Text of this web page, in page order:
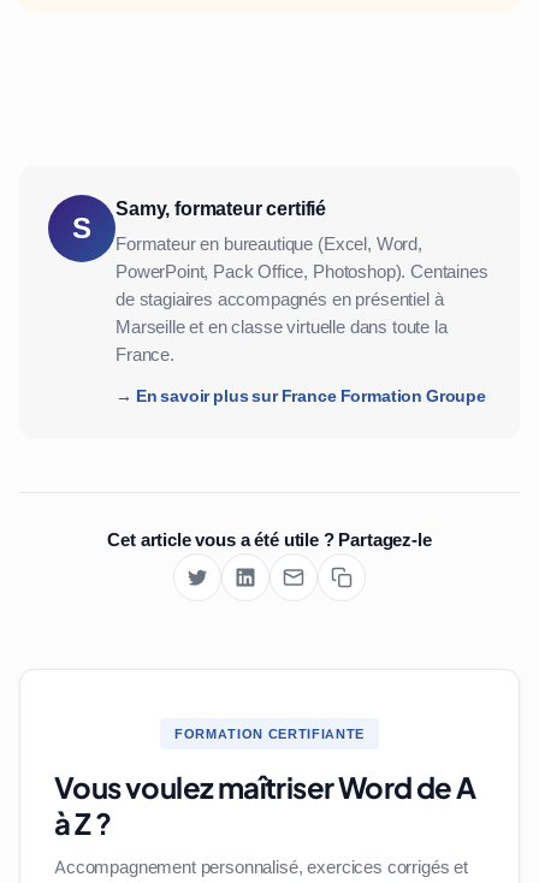
S
Samy, formateur certifié
Formateur en bureautique (Excel, Word,
PowerPoint, Pack Office, Photoshop). Centaines
de stagiaires accompagnés en présentiel à
Marseille et en classe virtuelle dans toute la
France.
→ En savoir plus sur France Formation Groupe
Cet article vous a été utile ? Partagez-le
FORMATION CERTIFIANTE
Vous voulez maîtriser Word de A
à Z ?
Accompagnement personnalisé, exercices corrigés et